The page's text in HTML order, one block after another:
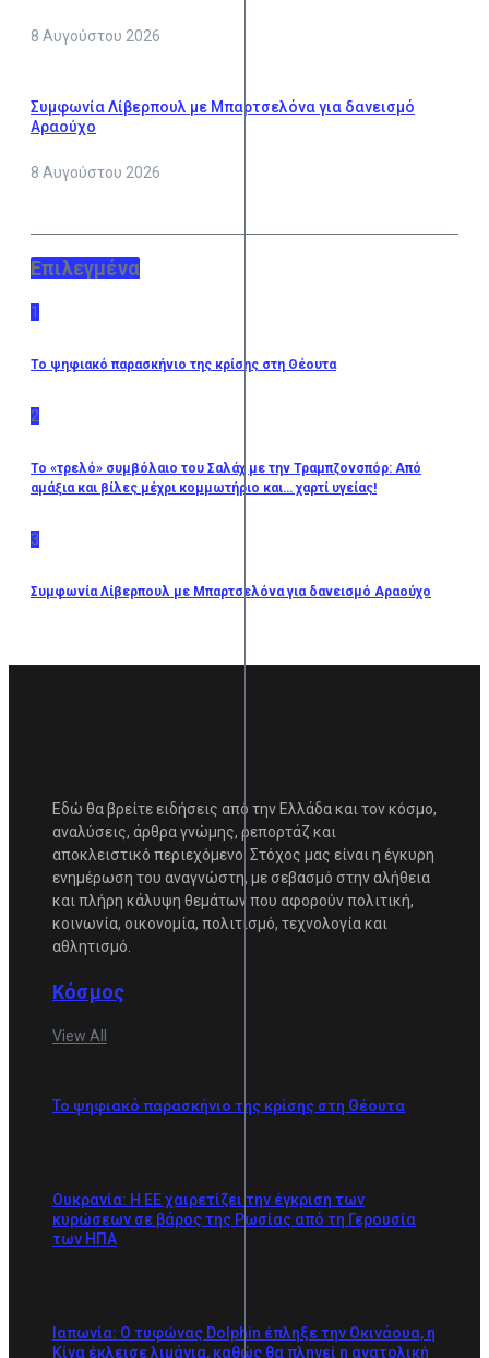
8 Αυγούστου 2026
Συμφωνία Λίβερπουλ με Μπαρτσελόνα για δανεισμό
Αραούχο
8 Αυγούστου 2026
Επιλεγμένα
1
Το ψηφιακό παρασκήνιο της κρίσης στη Θέουτα
2
Το «τρελό» συμβόλαιο του Σαλάχ με την Τραμπζονσπόρ: Από
αμάξια και βίλες μέχρι κομμωτήριο και… χαρτί υγείας!
3
Συμφωνία Λίβερπουλ με Μπαρτσελόνα για δανεισμό Αραούχο
Εδώ θα βρείτε ειδήσεις από την Ελλάδα και τον κόσμο,
αναλύσεις, άρθρα γνώμης, ρεπορτάζ και
αποκλειστικό περιεχόμενο. Στόχος μας είναι η έγκυρη
ενημέρωση του αναγνώστη, με σεβασμό στην αλήθεια
και πλήρη κάλυψη θεμάτων που αφορούν πολιτική,
κοινωνία, οικονομία, πολιτισμό, τεχνολογία και
αθλητισμό.
Κόσμος
View All
Το ψηφιακό παρασκήνιο της κρίσης στη Θέουτα
Ουκρανία: Η ΕΕ χαιρετίζει την έγκριση των
κυρώσεων σε βάρος της Ρωσίας από τη Γερουσία
των ΗΠΑ
Ιαπωνία: Ο τυφώνας Dolphin έπληξε την Οκινάουα, η
Κίνα έκλεισε λιμάνια, καθώς θα πληγεί η ανατολική